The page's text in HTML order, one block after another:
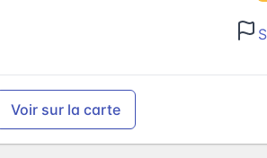
Voir sur la carte